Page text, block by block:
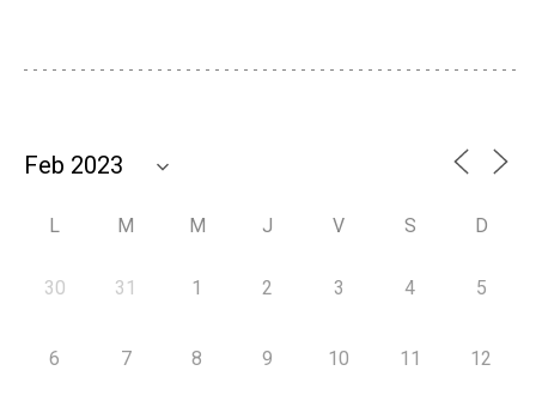
L M M J V S D
30 31 1 2 3 4 5
6 7 8 9 10 11 12